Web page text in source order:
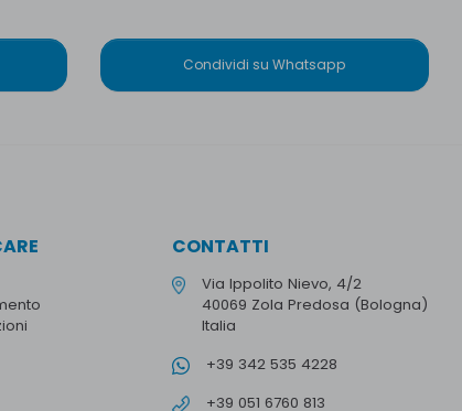
Condividi su Whatsapp
CONTATTI
Via Ippolito Nievo, 4/2
40069 Zola Predosa (Bologna)
Italia
+39 342 535 4228
+39 051 6760 813